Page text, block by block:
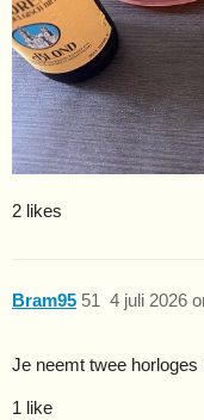
2 likes
Bram95 4 juli 2026
51
Je neemt twee
1 like